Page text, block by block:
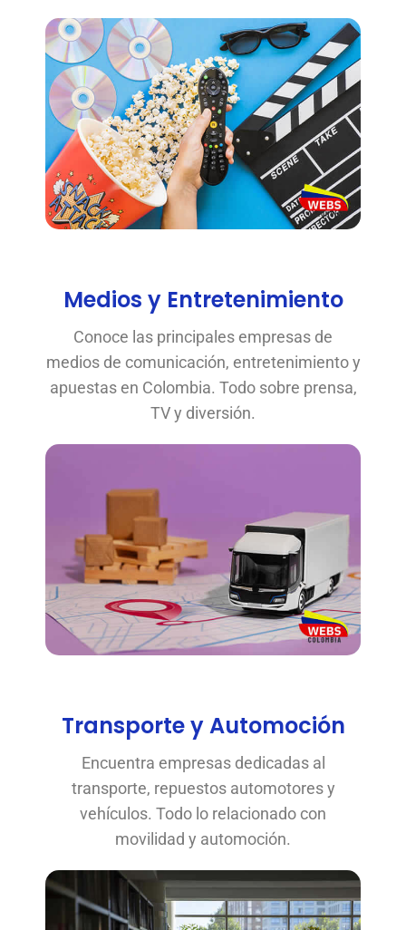
Medios y Entretenimiento
Conoce las principales empresas de
medios de comunicación, entretenimiento y
apuestas en Colombia. Todo sobre prensa,
TV y diversión.
Transporte y Automoción
Encuentra empresas dedicadas al
transporte, repuestos automotores y
vehículos. Todo lo relacionado con
movilidad y automoción.